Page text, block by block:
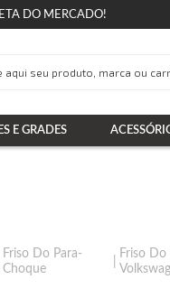
DO MERCADO!
E GRADES
Friso Do Para-
Choque
Friso Do